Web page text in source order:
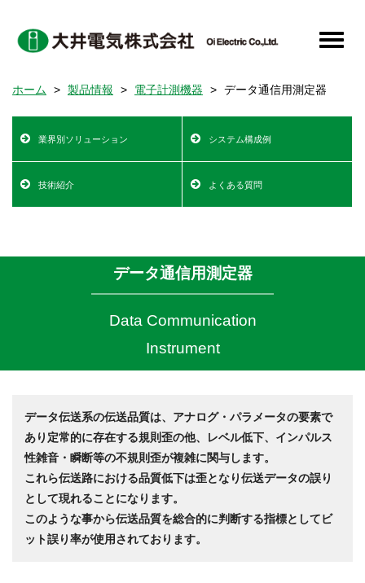
Toggle
ホーム 製品情報 電子計測機器 データ通信用測定器
Product
Information
Top
業界別ソリューション システム構成例
技術紹介 よくある質問
データ通信用測定器
Data Communication
Instrument
データ伝送系の伝送品質は、アナログ・パラメータの要素で
あり定常的に存在する規則歪の他、レベル低下、インパルス
性雑音・瞬断等の不規則歪が複雑に関与します。
これら伝送路における品質低下は歪となり伝送データの誤り
として現れることになります。
このような事から伝送品質を総合的に判断する指標としてビ
ット誤り率が使用されております。